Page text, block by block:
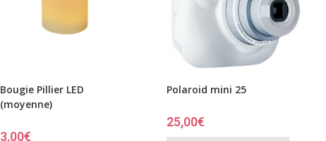
Bougie Pillier LED
(moyenne)
3,00€
Polaroid mini 25
25,00€